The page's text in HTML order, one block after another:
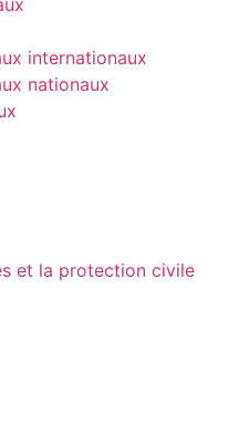
internationaux
nationaux
et la protection civile